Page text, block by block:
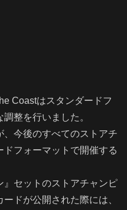
Coastはスタンダードフ
整を行いました。
今後のすべてのストアチ
フォーマットで開催する
』セットのストアチャンピ
ドが公開された際には、